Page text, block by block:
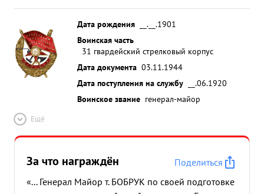
Дата рождения
__.__.1901
Воинская часть
31 гвардейский стрелковый корпус
Дата документа 03.11.1944
Дата поступления на службу
__.06.1920
Воинское звание генерал-майор
Ещё
За что награждён
Поделиться
«... Генерал Майор т. БОБРУК по своей подготовке